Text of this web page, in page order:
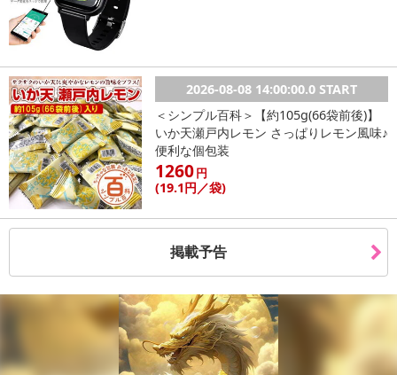
2026-08-08 14:00:00.0 START
＜シンプル百科＞【約105g(66袋前後)】
いか天瀬戸内レモン さっぱりレモン風味♪
便利な個包装
1260円
(19.1円／袋)
掲載予告